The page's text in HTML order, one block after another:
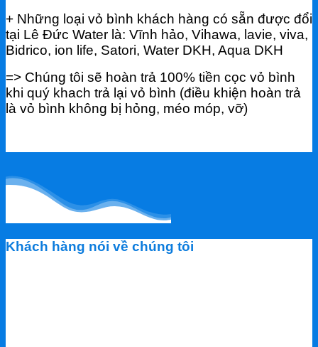
+ Những loại vỏ bình khách hàng có sẵn được đổi
tại Lê Đức Water là: Vĩnh hảo, Vihawa, lavie, viva,
Bidrico, ion life, Satori, Water DKH, Aqua DKH
=> Chúng tôi sẽ hoàn trả 100% tiền cọc vỏ bình
khi quý khach trả lại vỏ bình (điều khiện hoàn trả
là vỏ bình không bị hỏng, méo móp, vỡ)
Khách hàng nói về chúng tôi